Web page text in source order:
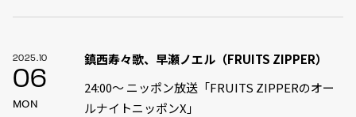
2025.10
06
MON
鎮西寿々歌、早瀬ノエル（FRUITS ZIPPER）
24:00〜 ニッポン放送「FRUITS ZIPPERのオー
ルナイトニッポンX」